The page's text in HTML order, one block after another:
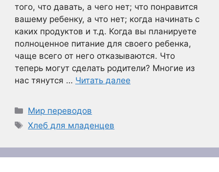
того, что давать, а чего нет; что понравится
вашему ребенку, а что нет; когда начинать с
каких продуктов и т.д. Когда вы планируете
полноценное питание для своего ребенка,
чаще всего от него отказываются. Что
теперь могут сделать родители? Многие из
нас тянутся … Читать далее
Рубрики
Мир переводов
Метки
Хлеб для младенцев